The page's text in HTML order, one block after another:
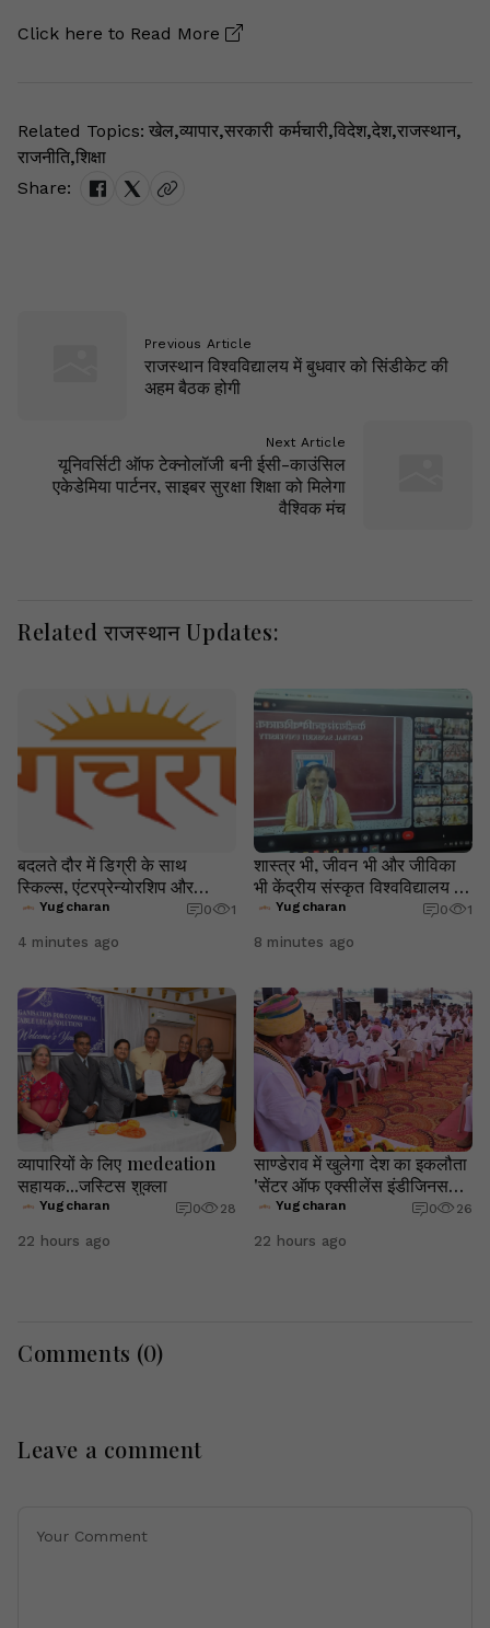
Click here to Read More
Related Topics: खेल,व्यापार,सरकारी कर्मचारी,विदेश,देश,राजस्थान,
राजनीति,शिक्षा
Share:
Previous Article
राजस्थान विश्वविद्यालय में बुधवार को सिंडीकेट की
अहम बैठक होगी
Next Article
यूनिवर्सिटी ऑफ टेक्नोलॉजी बनी ईसी-काउंसिल
एकेडेमिया पार्टनर, साइबर सुरक्षा शिक्षा को मिलेगा
वैश्विक मंच
Related राजस्थान Updates:
बदलते दौर में डिग्री के साथ
स्किल्स, एंटरप्रेन्योरशिप और
स्टार्टअप जरूरी: डॉ. किरण बेदी
Yugcharan 0 1
4 minutes ago
शास्त्र भी, जीवन भी और जीविका
भी केंद्रीय संस्कृत विश्वविद्यालय में
दीक्षारम्भ नवप्रवेशित विद्यार्थियों को
विद्या के साथ संस्कार और जीवन का
Yugcharan 0 1
8 minutes ago
व्यापारियों के लिए medeation
सहायक...जस्टिस शुक्ला
Yugcharan 0 28
22 hours ago
साण्डेराव में खुलेगा देश का इकलौता
'सेंटर ऑफ एक्सीलेंस इंडीजिनस
फार्म'Yugcharan 0 26
22 hours ago
Comments (0)
Leave a comment